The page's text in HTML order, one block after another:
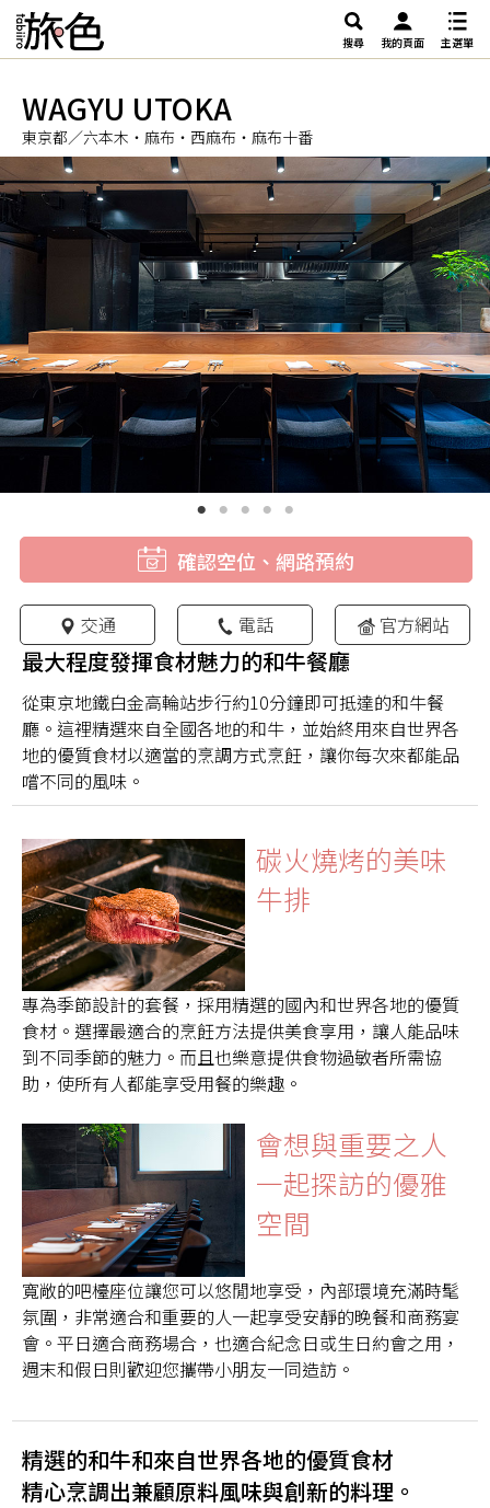
搜尋 我的頁面 主選單
WAGYU UTOKA
東京都／六本木・麻布・西麻布・麻布十番
確認空位、網路預約
交通 電話 官方網站
最大程度發揮食材魅力的和牛餐廳
從東京地鐵白金高輪站步行約10分鐘即可抵達的和牛餐
廳。這裡精選來自全國各地的和牛，並始終用來自世界各
地的優質食材以適當的烹調方式烹飪，讓你每次來都能品
嚐不同的風味。
碳火燒烤的美味
牛排
專為季節設計的套餐，採用精選的國內和世界各地的優質
食材。選擇最適合的烹飪方法提供美食享用，讓人能品味
到不同季節的魅力。而且也樂意提供食物過敏者所需協
助，使所有人都能享受用餐的樂趣。
會想與重要之人
一起探訪的優雅
空間
寬敞的吧檯座位讓您可以悠閒地享受，內部環境充滿時髦
氛圍，非常適合和重要的人一起享受安靜的晚餐和商務宴
會。平日適合商務場合，也適合紀念日或生日約會之用，
週末和假日則歡迎您攜帶小朋友一同造訪。
精選的和牛和來自世界各地的優質食材
精心烹調出兼顧原料風味與創新的料理。